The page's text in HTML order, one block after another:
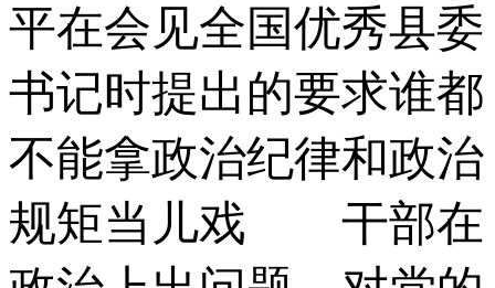
平在会见全国优秀县委
书记时提出的要求谁都
不能拿政治纪律和政治
规矩当儿戏 干部在